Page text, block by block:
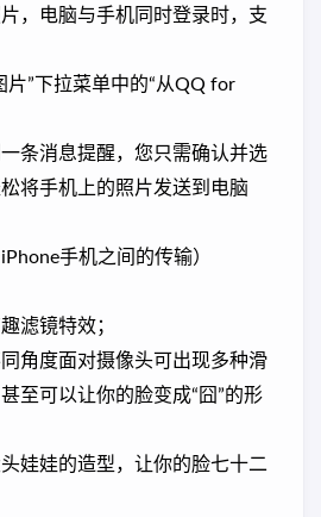
，电脑与手机同时登录时，支
片”下拉菜单中的“从QQ for
条消息提醒，您只需确认并选
将手机上的照片发送到电脑
手机之间的传输）
滤镜特效；
角度面对摄像头可出现多种滑
至可以让你的脸变成“囧”的形
娃娃的造型，让你的脸七十二